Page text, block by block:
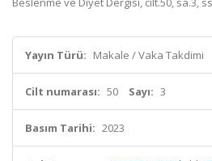
Yayın Türü: Makale / Vaka Takdimi
Cilt numarası: 50 Sayı: 3
Basım Tarihi: 2023